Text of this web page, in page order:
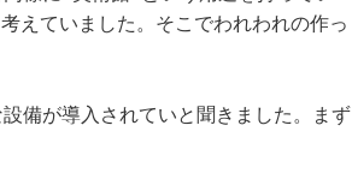
えていました。そこでわれわれの作っ
備が導入されていと聞きました。まず